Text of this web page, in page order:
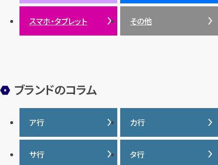
サンゴ
ヒスイ
スマホ・タブレット その他
ブランドのコラム
ア行
IWC
カ行
カナダグース
サ行 タ行